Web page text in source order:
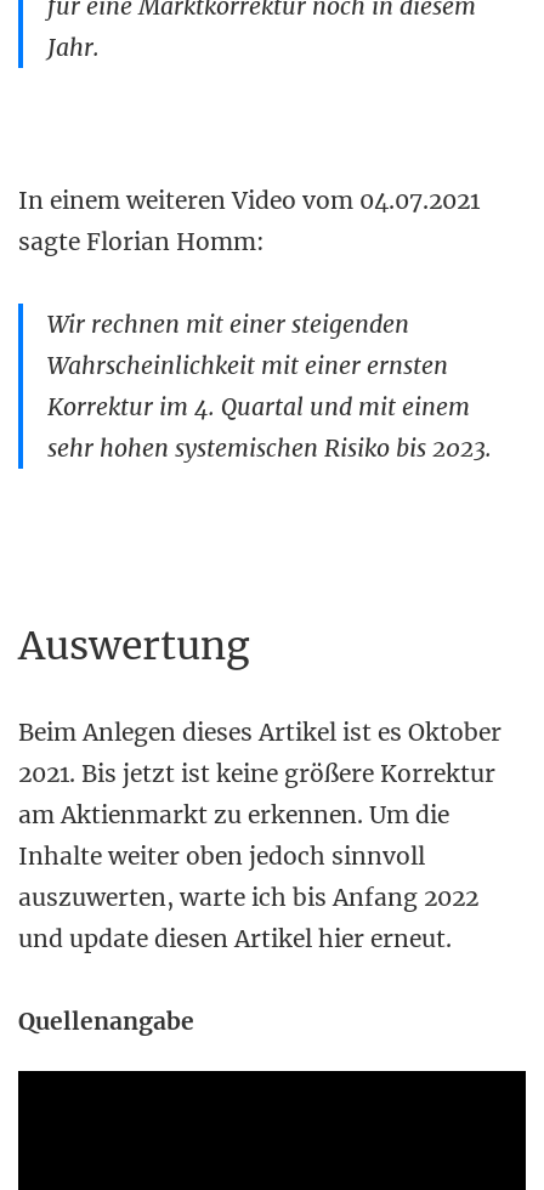
für eine Marktkorrektur noch in diesem
Jahr.
In einem weiteren Video vom 04.07.2021
sagte Florian Homm:
Wir rechnen mit einer steigenden
Wahrscheinlichkeit mit einer ernsten
Korrektur im 4. Quartal und mit einem
sehr hohen systemischen Risiko bis 2023.
Auswertung
Beim Anlegen dieses Artikel ist es Oktober
2021. Bis jetzt ist keine größere Korrektur
am Aktienmarkt zu erkennen. Um die
Inhalte weiter oben jedoch sinnvoll
auszuwerten, warte ich bis Anfang 2022
und update diesen Artikel hier erneut.
Quellenangabe